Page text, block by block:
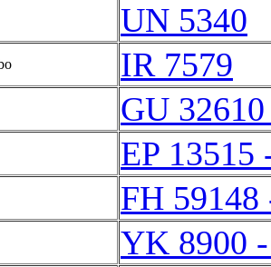
UN 5340
IR 7579
GU
EP 13515
FH 59148
YK 8900